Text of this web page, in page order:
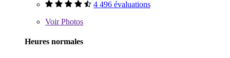
4 496 évaluations
VoirPhotos
Heures normales